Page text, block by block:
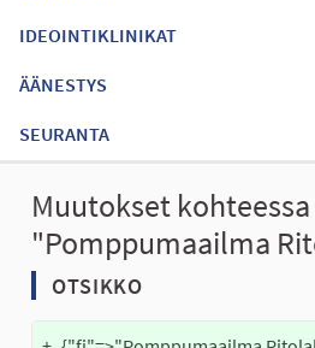
IDEOINTIKLINIKAT
ÄÄNESTYS
SEURANTA
Muutokset kohteessa
"Pomppumaailma
OTSIKKO